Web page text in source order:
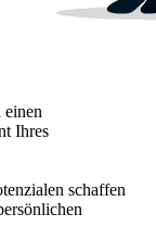
einen
Ihres
schaffen